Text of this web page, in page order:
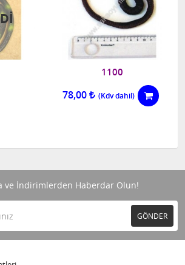
1100
78,00
ve İndirimlerden Haberdar Olun!
GÖNDER